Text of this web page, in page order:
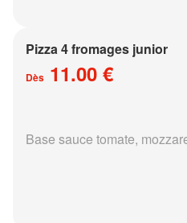
Pizza 4 fromages junior
Dès 11.00 €
Base sauce tomate,